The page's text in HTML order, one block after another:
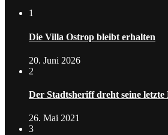
1
Die Villa Ostrop bleibt erhalten
20. Juni 2026
2
Der Stadtsheriff dreht seine letzte
26. Mai 2021
3